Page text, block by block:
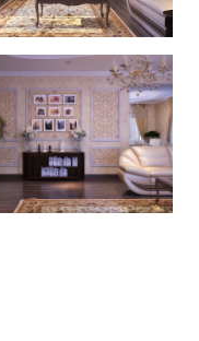
living room interior